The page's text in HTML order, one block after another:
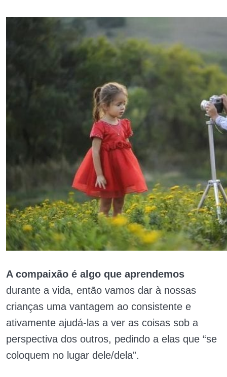
A compaixão é algo que aprendemos
durante a vida, então vamos dar à nossas
crianças uma vantagem ao consistente e
ativamente ajudá-las a ver as coisas sob a
perspectiva dos outros, pedindo a elas que “se
coloquem no lugar dele/dela”.